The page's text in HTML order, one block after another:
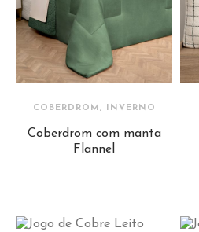
COBERDROM, INVERNO
Coberdrom com manta
Flannel